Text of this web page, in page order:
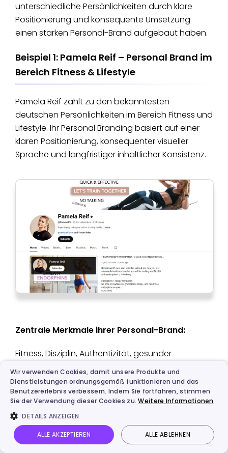
unterschiedliche Persönlichkeiten durch klare
Positionierung und konsequente Umsetzung
einen starken Personal-Brand aufgebaut haben.
Beispiel 1: Pamela Reif – Personal Brand im
Bereich Fitness & Lifestyle
Pamela Reif zählt zu den bekanntesten
deutschen Persönlichkeiten im Bereich Fitness und
Lifestyle. Ihr Personal Branding basiert auf einer
klaren Positionierung, konsequenter visueller
Sprache und langfristiger inhaltlicher Konsistenz.
Zentrale Merkmale ihrer Personal-Brand:
Fitness, Disziplin, Authentizität, gesunder
Lebensstil.
Strategie und Wirkung:
Konsistenter Content-Aufbau: Durch
regelmäßig veröffentlichte Trainingsvideos,
kurze Workouts und strukturierte Programme
Wir verwenden Cookies, damit unsere Produkte und
Dienstleistungen ordnungsgemäß funktionieren und das
Benutzererlebnis verbessern. Indem Sie fortfahren, stimmen
Sie der Verwendung dieser Cookies zu.Weitere Informationen
DETAILS ANZEIGEN
ALLE AKZEPTIEREN ALLE ABLEHNEN